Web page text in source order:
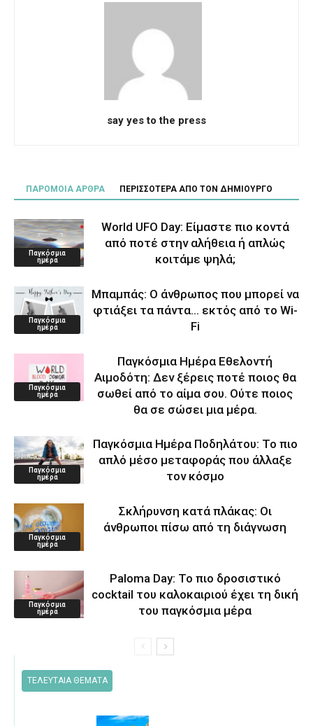
say yes to the press
ΠΑΡΟΜΟΙΑ ΑΡΘΡΑ ΠΕΡΙΣΣΟΤΕΡΑ ΑΠΟ ΤΟΝ ΔΗΜΙΟΥΡΓΟ
Παγκόσμια
ημέρα
World UFO Day: Είμαστε πιο κοντά
από ποτέ στην αλήθεια ή απλώς
κοιτάμε ψηλά;
Παγκόσμια
ημέρα
Μπαμπάς: Ο άνθρωπος που μπορεί να
φτιάξει τα πάντα… εκτός από το Wi-
Fi
Παγκόσμια
ημέρα
Παγκόσμια Ημέρα Εθελοντή
Αιμοδότη: Δεν ξέρεις ποτέ ποιος θα
σωθεί από το αίμα σου. Ούτε ποιος
θα σε σώσει μια μέρα.
Παγκόσμια
ημέρα
Παγκόσμια Ημέρα Ποδηλάτου: Το πιο
απλό μέσο μεταφοράς που άλλαξε
τον κόσμο
Παγκόσμια
ημέρα
Σκλήρυνση κατά πλάκας: Οι
άνθρωποι πίσω από τη διάγνωση
Παγκόσμια
ημέρα
Paloma Day: Το πιο δροσιστικό
cocktail του καλοκαιριού έχει τη δική
του παγκόσμια μέρα
ΤΕΛΕΥΤΑΙΑ ΘΕΜΑΤΑ